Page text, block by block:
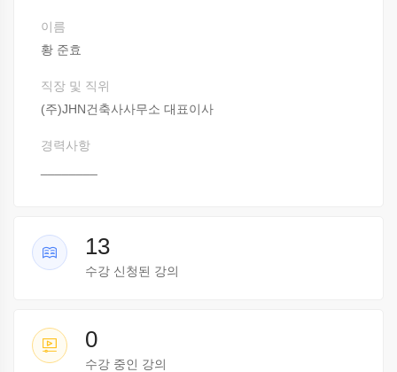
이름
황 준효
직장 및 직위
(주)JHN건축사사무소 대표이사
경력사항
13
수강 신청된 강의
0
수강 중인 강의